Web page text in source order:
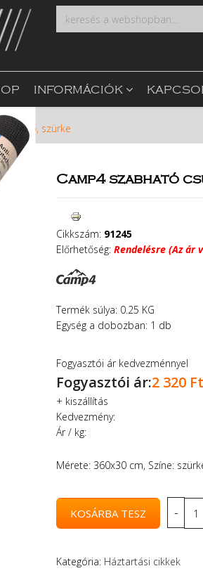
INFORMÁCIÓK
terítő, szürke
Camp4 szabható
Cikkszám: 91245
Előrhetőség: Rendelésre (Az ár
Termék súlya: 0.25 KG
Egység a dobozban: 1 db
Fogyasztói ár kedvezménnyel
Fogyasztói ár:2 320 Ft
+ kiszállítás
Kedvezmény:
Ár / kg:
Mérete: 360x30 cm, Színe:
Kategória: Háztartási cikkek